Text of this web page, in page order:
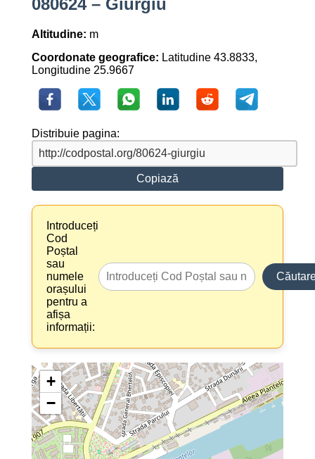
080624 – Giurgiu
Altitudine: m
Coordonate geografice: Latitudine 43.8833,
Longitudine 25.9667
Distribuie pagina:
Copiază
Introduceți
Cod
Poștal
sau
numele
orașului
pentru a
afișa
informații:
+
−